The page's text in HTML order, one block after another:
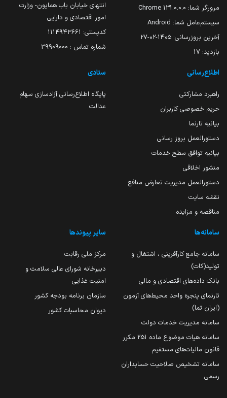
مرورگر شما: 131.0.0.0 Chrome
سیستم‌عامل شما: Android
آخرین بروزرسانی: ۱۴۰۵-۰۲-۲۷
بازدید: 17
انتهای خیابان باب همایون- وزارت
امور اقتصادی و دارایی
کدپستی: ۱۱۱۴۹۴۳۶۶۱
شماره تماس : 39909000
اطلاع‌رسانی
راهبرد مشارکتی
حریم خصوصی کاربران
بیانیه تارنما
دستورالعمل بروز رسانی
بیانیه توافق سطح خدمات
منشور اخلاقی
دستورالعمل مدیریت تعارض منافع
نقشه سایت
مناقصه و مزایده
ستادی
پایگاه اطلاع‌رسانی آزادسازی سهام
عدالت
سامانه‌ها
سامانه جامع کارآفرینی ، اشتغال و
تولید(کات)
بانک داده‌های اقتصادی و مالی
تارنمای پنجره واحد محیط‌های آزمون
(ایران تما)
سامانه مدیریت خدمات دولت
سامانه هیات موضوع ماده 251 مکرر
قانون مالیات‌های مستقیم
سامانه تشخیص صلاحیت حسابداران
رسمی
سایر پیوندها
مرکز ملی رقابت
دبیرخانه شورای عالی سلامت و
امنیت غذایی
سازمان برنامه بودجه کشور
دیوان محاسبات کشور